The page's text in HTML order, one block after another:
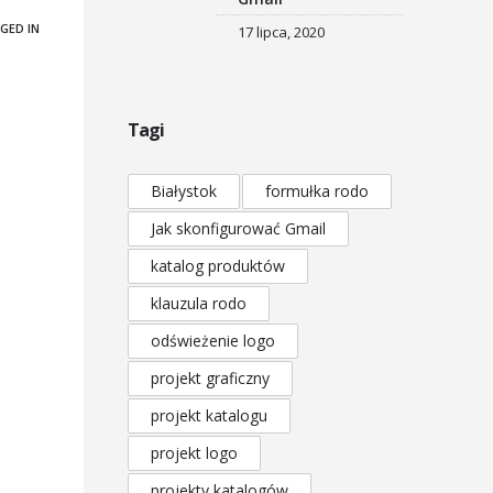
IN 17 lipca, 2020
Tagi
Białystok
formułka rodo
Jak skonfigurować Gmail
katalog produktów
klauzula rodo
odświeżenie logo
projekt graficzny
projekt katalogu
projekt logo